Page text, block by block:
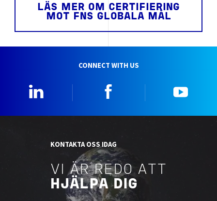
LÄS MER OM CERTIFIERING
MOT FNS GLOBALA MÅL
CONNECT WITH US
KONTAKTA OSS IDAG
VI ÄR REDO ATT
HJÄLPA DIG